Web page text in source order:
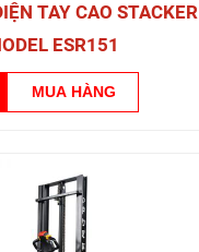
TAY CAO STACKER
MODEL ESR151